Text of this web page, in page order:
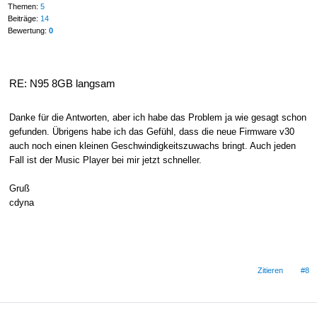
Themen: 5
Beiträge: 14
Bewertung: 0
RE: N95 8GB langsam
Danke für die Antworten, aber ich habe das Problem ja wie gesagt schon
gefunden. Übrigens habe ich das Gefühl, dass die neue Firmware v30
auch noch einen kleinen Geschwindigkeitszuwachs bringt. Auch jeden
Fall ist der Music Player bei mir jetzt schneller.
Gruß
cdyna
Zitieren #8